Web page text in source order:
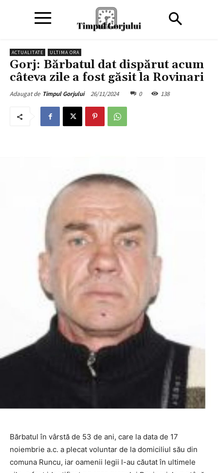
ACTUALITATE ULTIMA ORA
Gorj: Bărbatul dat dispărut acum
câteva zile a fost găsit la Rovinari
Adaugat de Timpul Gorjului 26/11/2024 0 138
Bărbatul în vârstă de 53 de ani, care la data de 17
noiembrie a.c. a plecat voluntar de la domiciliul său din
comuna Runcu, iar oamenii legii l-au căutat în ultimele